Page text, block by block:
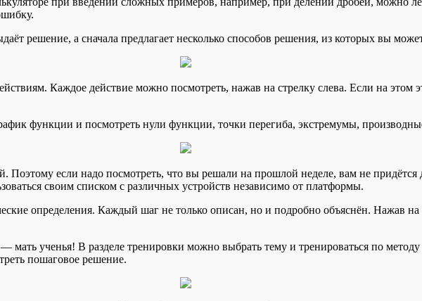
решение, а сначала предлагает несколько способов решения, из которых вы
Каждое действие можно посмотреть, нажав на стрелку слева. Если на этом
функции и посмотреть нули функции, точки перегиба, экстремумы,
Поэтому если надо посмотреть, что вы решали на прошлой неделе, вам не
своим списком с различных устройств независимо от платформы.
определения. Каждый шаг не только описан, но и подробно объяснён. Нажав на
мать ученья! В разделе тренировки можно выбрать тему и тренироваться по
пошаговое решение.